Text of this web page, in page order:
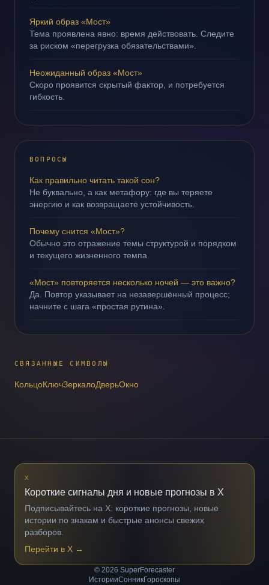
Яркий образ «Мост»
Тема проявлена явно: время действовать. Следите
за риском «перегрузка обязательствами».
Неожиданный образ «Мост»
Скоро проявится скрытый фактор, и потребуется
гибкость.
ВОПРОСЫ
Как правильно читать такой сон?
Не буквально, а как метафору: где вы теряете
энергию и как возвращаете устойчивость.
Почему снится «Мост»?
Обычно это отражение темы структурой и порядком
и текущего жизненного темпа.
«Мост» повторяется несколько ночей — это важно?
Да. Повтор указывает на незавершённый процесс;
начните с шага «простая рутина».
СВЯЗАННЫЕ СИМВОЛЫ
КольцоКлючЗеркалоДверьОкно
X
Короткие сигналы дня и новые прогнозы в X
Подписывайтесь на X: короткие прогнозы, новые
истории по знакам и быстрые анонсы свежих
разборов.
Перейти в X →
© 2026 SuperForecaster
ИсторииСонникГороскопы